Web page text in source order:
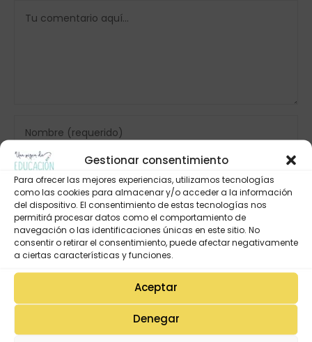
Gestionar consentimiento
Para ofrecer las mejores experiencias, utilizamos tecnologías
como las cookies para almacenar y/o acceder a la información
del dispositivo. El consentimiento de estas tecnologías nos
permitirá procesar datos como el comportamiento de
navegación o las identificaciones únicas en este sitio. No
consentir o retirar el consentimiento, puede afectar negativamente
a ciertas características y funciones.
Aceptar
Denegar